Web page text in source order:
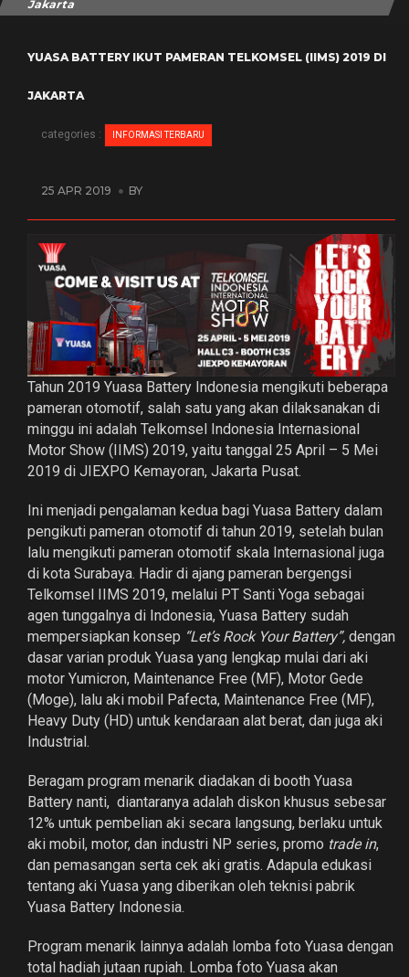
Jakarta
YUASA BATTERY IKUT PAMERAN TELKOMSEL (IIMS) 2019 DI
JAKARTA
categories : INFORMASI TERBARU
25 APR 2019 BY
Tahun 2019 Yuasa Battery Indonesia mengikuti beberapa
pameran otomotif, salah satu yang akan dilaksanakan di
minggu ini adalah Telkomsel Indonesia Internasional
Motor Show (IIMS) 2019, yaitu tanggal 25 April – 5 Mei
2019 di JIEXPO Kemayoran, Jakarta Pusat.
Ini menjadi pengalaman kedua bagi Yuasa Battery dalam
pengikuti pameran otomotif di tahun 2019, setelah bulan
lalu mengikuti pameran otomotif skala Internasional juga
di kota Surabaya. Hadir di ajang pameran bergengsi
Telkomsel IIMS 2019, melalui PT Santi Yoga sebagai
agen tunggalnya di Indonesia, Yuasa Battery sudah
mempersiapkan konsep “Let’s Rock Your Battery”, dengan
dasar varian produk Yuasa yang lengkap mulai dari aki
motor Yumicron, Maintenance Free (MF), Motor Gede
(Moge), lalu aki mobil Pafecta, Maintenance Free (MF),
Heavy Duty (HD) untuk kendaraan alat berat, dan juga aki
Industrial.
Beragam program menarik diadakan di booth Yuasa
Battery nanti, diantaranya adalah diskon khusus sebesar
12% untuk pembelian aki secara langsung, berlaku untuk
aki mobil, motor, dan industri NP series, promo trade in,
dan pemasangan serta cek aki gratis. Adapula edukasi
tentang aki Yuasa yang diberikan oleh teknisi pabrik
Yuasa Battery Indonesia.
Program menarik lainnya adalah lomba foto Yuasa dengan
total hadiah jutaan rupiah. Lomba foto Yuasa akan